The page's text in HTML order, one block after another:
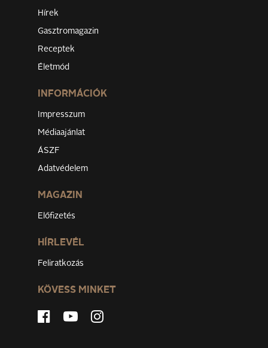
Hírek
Gasztromagazin
Receptek
Életmód
INFORMÁCIÓK
Impresszum
Médiaajánlat
ÁSZF
Adatvédelem
MAGAZIN
Előfizetés
HÍRLEVÉL
Feliratkozás
KÖVESS MINKET